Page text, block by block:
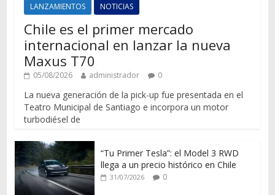
LANZAMIENTOS NOTICIAS
Chile es el primer mercado
internacional en lanzar la nueva
Maxus T70
05/08/2026 administrador 0
La nueva generación de la pick-up fue presentada en el
Teatro Municipal de Santiago e incorpora un motor
turbodiésel de
“Tu Primer Tesla”: el Model 3 RWD
llega a un precio histórico en Chile
31/07/2026 0